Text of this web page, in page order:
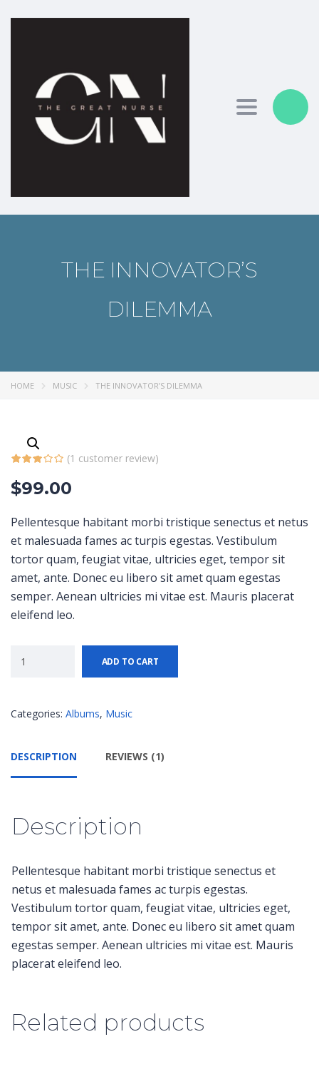
Toggle
THE INNOVATOR’S
DILEMMA
HOME MUSIC THE INNOVATOR’S DILEMMA
(1 customer review)
$99.00
Pellentesque habitant morbi tristique senectus et netus
et malesuada fames ac turpis egestas. Vestibulum
tortor quam, feugiat vitae, ultricies eget, tempor sit
amet, ante. Donec eu libero sit amet quam egestas
semper. Aenean ultricies mi vitae est. Mauris placerat
eleifend leo.
ADD TO CART
Categories: Albums, Music
DESCRIPTION REVIEWS (1)
Description
Pellentesque habitant morbi tristique senectus et
netus et malesuada fames ac turpis egestas.
Vestibulum tortor quam, feugiat vitae, ultricies eget,
tempor sit amet, ante. Donec eu libero sit amet quam
egestas semper. Aenean ultricies mi vitae est. Mauris
placerat eleifend leo.
Related products